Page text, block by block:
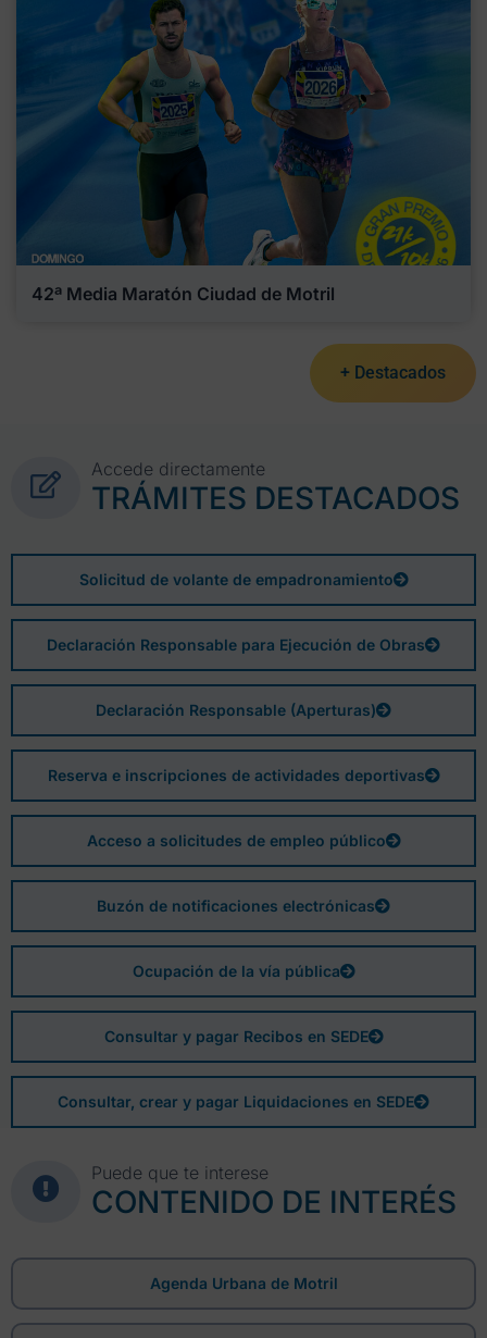
42ª Media Maratón Ciudad de Motril
+ Destacados
Accede directamente
TRÁMITES DESTACADOS
Solicitud de volante de empadronamiento
Declaración Responsable para Ejecución de Obras
Declaración Responsable (Aperturas)
Reserva e inscripciones de actividades deportivas
Acceso a solicitudes de empleo público
Buzón de notificaciones electrónicas
Ocupación de la vía pública
Consultar y pagar Recibos en SEDE
Consultar, crear y pagar Liquidaciones en SEDE
Puede que te interese
CONTENIDO DE INTERÉS
Agenda Urbana de Motril